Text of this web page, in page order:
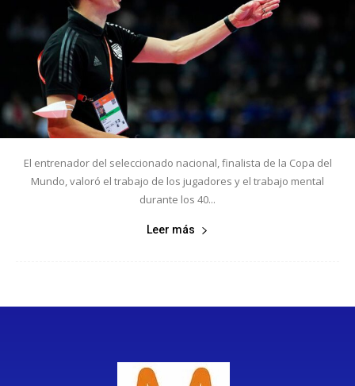
El entrenador del seleccionado nacional, finalista de la Copa del
Mundo, valoró el trabajo de los jugadores y el trabajo mental
durante los 40...
Leer más